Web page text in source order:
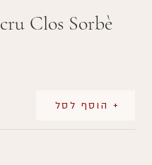
cru Clos Sorbè
+ הוסף לסל